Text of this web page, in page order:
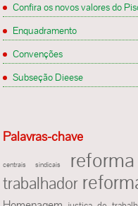
Confira os novos valores do
Enquadramento
Convenções
Subseção Dieese
Palavras-chave
centrais sindicais
trabalhador